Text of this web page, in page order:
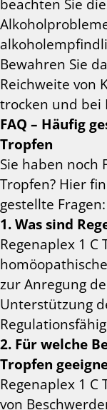
beachten Sie
Bewahren Sie
Reichweite von
trocken und bei
FAQ – Häufig
Tropfen
Sie haben noch
Tropfen? Hier
gestellte Fragen:
1. Was sind
Regenaplex 1 C
zur Anregung
Unterstützung
2. Für welche
Tropfen
Regenaplex 1
von